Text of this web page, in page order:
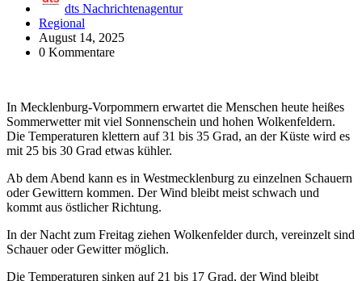
dts Nachrichtenagentur
Regional
August 14, 2025
0 Kommentare
In Mecklenburg-Vorpommern erwartet die Menschen heute heißes
Sommerwetter mit viel Sonnenschein und hohen Wolkenfeldern.
Die Temperaturen klettern auf 31 bis 35 Grad, an der Küste wird es
mit 25 bis 30 Grad etwas kühler.
Ab dem Abend kann es in Westmecklenburg zu einzelnen Schauern
oder Gewittern kommen. Der Wind bleibt meist schwach und
kommt aus östlicher Richtung.
In der Nacht zum Freitag ziehen Wolkenfelder durch, vereinzelt sind
Schauer oder Gewitter möglich.
Die Temperaturen sinken auf 21 bis 17 Grad, der Wind bleibt